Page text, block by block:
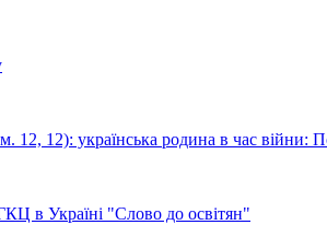
12, 12): українська родина в час
в Україні "Слово до освітян"